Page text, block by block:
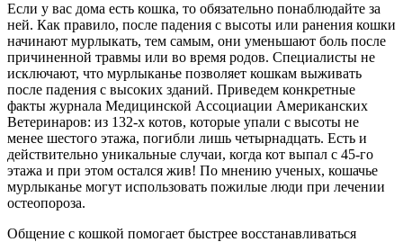
Если у вас дома есть кошка, то обязательно понаблюдайте за
ней. Как правило, после падения с высоты или ранения кошки
начинают мурлыкать, тем самым, они уменьшают боль после
причиненной травмы или во время родов. Специалисты не
исключают, что мурлыканье позволяет кошкам выживать
после падения с высоких зданий. Приведем конкретные
факты журнала Медицинской Ассоциации Американских
Ветеринаров: из 132-х котов, которые упали с высоты не
менее шестого этажа, погибли лишь четырнадцать. Есть и
действительно уникальные случаи, когда кот выпал с 45-го
этажа и при этом остался жив! По мнению ученых, кошачье
мурлыканье могут использовать пожилые люди при лечении
остеопороза.
Общение с кошкой помогает быстрее восстанавливаться